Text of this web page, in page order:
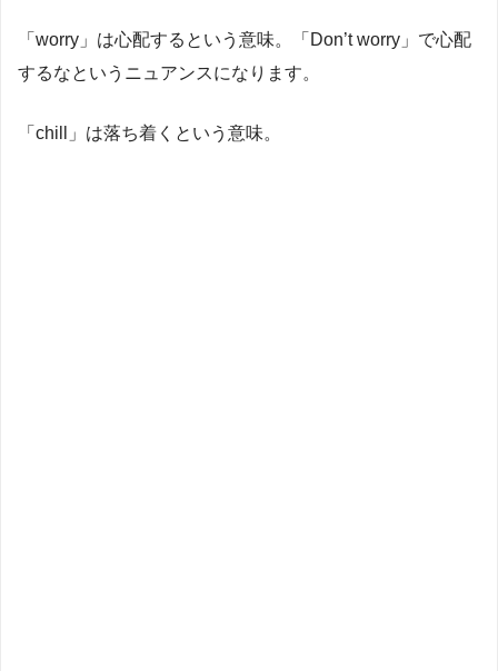
「worry」は心配するという意味。「Don’t worry」で心配
するなというニュアンスになります。
「chill」は落ち着くという意味。